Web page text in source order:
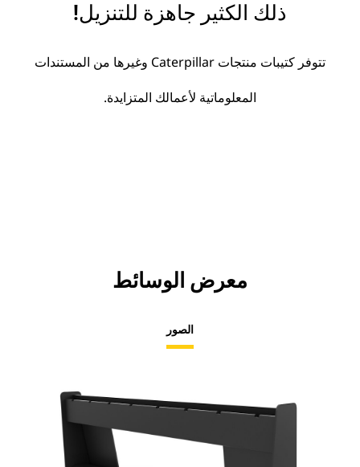
ذلك الكثير جاهزة للتنزيل!
تتوفر كتيبات منتجات Caterpillar وغيرها من المستندات
المعلوماتية لأعمالك المتزايدة.
معرض الوسائط
الصور